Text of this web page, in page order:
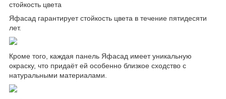
стойкость цвета
Яфасад гарантирует стойкость цвета в течение пятидесяти
лет.
Кроме того, каждая панель Яфасад имеет уникальную
окраску, что придаёт ей особенно близкое сходство с
натуральными материалами.